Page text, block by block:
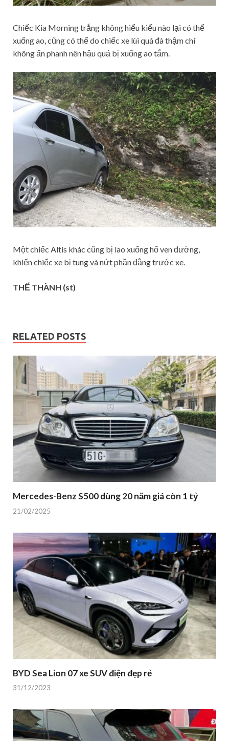
Chiếc Kia Morning trắng không hiểu kiểu nào lại có thể
xuống ao, cũng có thể do chiếc xe lùi quá đà thậm chí
không ấn phanh nên hậu quả bị xuống ao tắm.
Một chiếc Altis khác cũng bị lao xuống hố ven đường,
khiến chiếc xe bị tung và nứt phần đằng trước xe.
THẾ THÀNH (st)
RELATED POSTS
Mercedes-Benz S500 dùng 20 năm giá còn 1 tỷ
21/02/2025
BYD Sea Lion 07 xe SUV điện đẹp rẻ
31/12/2023